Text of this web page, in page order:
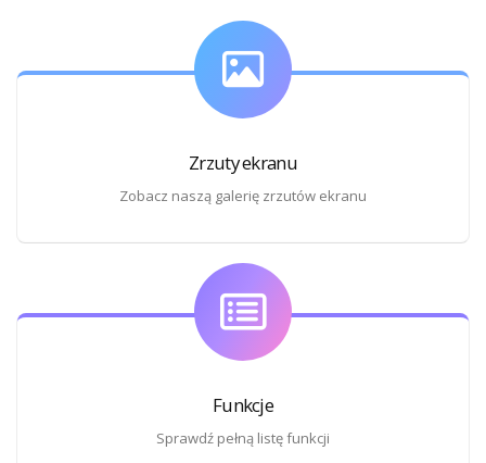
Zrzuty ekranu
Zobacz naszą galerię zrzutów ekranu
Funkcje
Sprawdź pełną listę funkcji